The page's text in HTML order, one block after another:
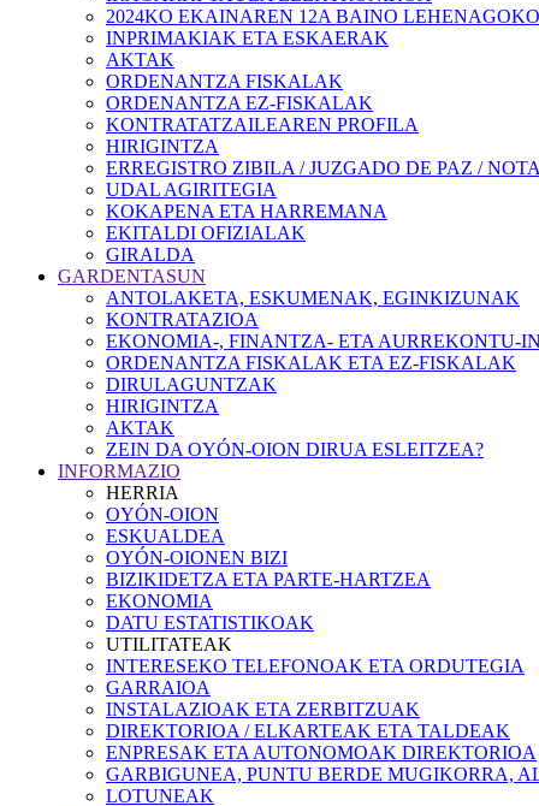
2024KO EKAINAREN 12A BAINO
INPRIMAKIAK ETA ESKAERAK
AKTAK
ORDENANTZA FISKALAK
ORDENANTZA EZ-FISKALAK
KONTRATATZAILEAREN PROFILA
HIRIGINTZA
ERREGISTRO ZIBILA / JUZGADO DE PAZ /
UDAL AGIRITEGIA
KOKAPENA ETA HARREMANA
EKITALDI OFIZIALAK
GIRALDA
GARDENTASUN
ANTOLAKETA, ESKUMENAK, EGINKIZUNAK
KONTRATAZIOA
EKONOMIA-, FINANTZA- ETA AURREKONTU-
ORDENANTZA FISKALAK ETA EZ-FISKALAK
DIRULAGUNTZAK
HIRIGINTZA
AKTAK
ZEIN DA OYÓN-OION DIRUA ESLEITZEA?
INFORMAZIO
HERRIA
OYÓN-OION
ESKUALDEA
OYÓN-OIONEN BIZI
BIZIKIDETZA ETA PARTE-HARTZEA
EKONOMIA
DATU ESTATISTIKOAK
UTILITATEAK
INTERESEKO TELEFONOAK ETA ORDUTEGIA
GARRAIOA
INSTALAZIOAK ETA ZERBITZUAK
DIREKTORIOA / ELKARTEAK ETA TALDEAK
ENPRESAK ETA AUTONOMOAK DIREKTORIOA
GARBIGUNEA, PUNTU BERDE MUGIKORRA,
LOTUNEAK